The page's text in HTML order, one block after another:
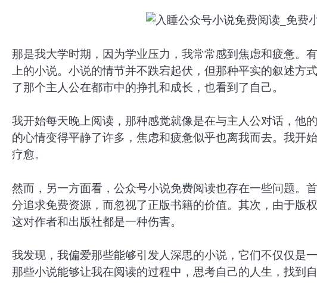
那是我大学时期，因为学业压力，我常常感到焦虑和疲惫。
上的小说。小说的情节并不跌宕起伏，但那种平实的叙述方
了那个主人公在都市中的挣扎和成长，也看到了自己。
我开始每天晚上阅读，那种感觉就像是在与主人公对话，他
的心情变得平静了许多，焦虑和疲惫似乎也离我而去。我开
疗愈。
然而，另一方面看，公众号小说免费阅读也存在一些问题。
分追求免费资源，而忽视了正版书籍的价值。其次，由于版
这对作者和出版社都是一种伤害。
我发现，我偏爱那些能够引发人深思的小说，它们不仅仅是
那些小说能够让我在阅读的过程中，思考自己的人生，找到自